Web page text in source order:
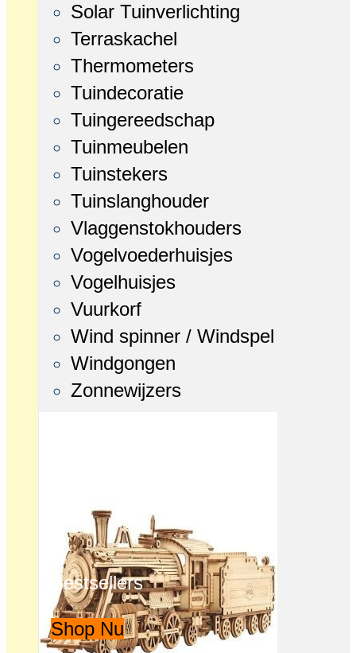
Solar Tuinverlichting
Terraskachel
Thermometers
Tuindecoratie
Tuingereedschap
Tuinmeubelen
Tuinstekers
Tuinslanghouder
Vlaggenstokhouders
Vogelvoederhuisjes
Vogelhuisjes
Vuurkorf
Wind spinner / Windspel
Windgongen
Zonnewijzers
Bestsellers
Shop Nu